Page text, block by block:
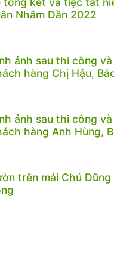
Nhâm Dần 2022
ảnh sau thi công
hàng Chị Hậu,
ảnh sau thi công
hàng Anh Hùng,
trên mái Chú